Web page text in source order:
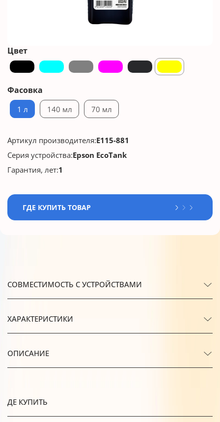
Цвет
Фасовка
1 л 140 мл 70 мл
Артикул производителя:E115-881
Серия устройства:Epson EcoTank
Гарантия, лет:1
ГДЕ КУПИТЬ ТОВАР
СОВМЕСТИМОСТЬ С УСТРОЙСТВАМИ
ХАРАКТЕРИСТИКИ
ОПИСАНИЕ
ДЕ КУПИТЬ